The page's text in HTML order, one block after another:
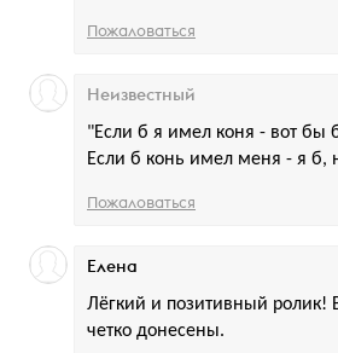
Пожаловаться
"Если б я имел коня - вот
Если б конь имел меня - я б,
Неизвестный
Пожаловаться
Лёгкий и позитивный ролик!
четко донесены.
Елена